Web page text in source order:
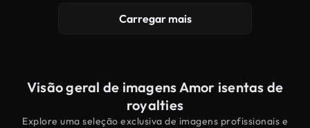
Carregar mais
Visão geral de imagens Amor isentas de
royalties
Explore uma seleção exclusiva de imagens profissionais e